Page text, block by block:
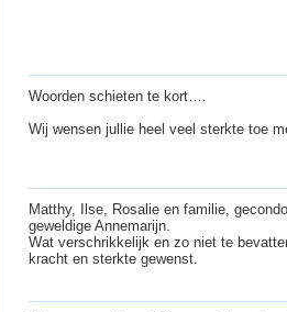
Woorden schieten te kort….
Wij wensen jullie heel veel sterkte toe
Matthy, Ilse, Rosalie en familie,
geweldige Annemarijn.
Wat verschrikkelijk en zo niet te
kracht en sterkte gewenst.